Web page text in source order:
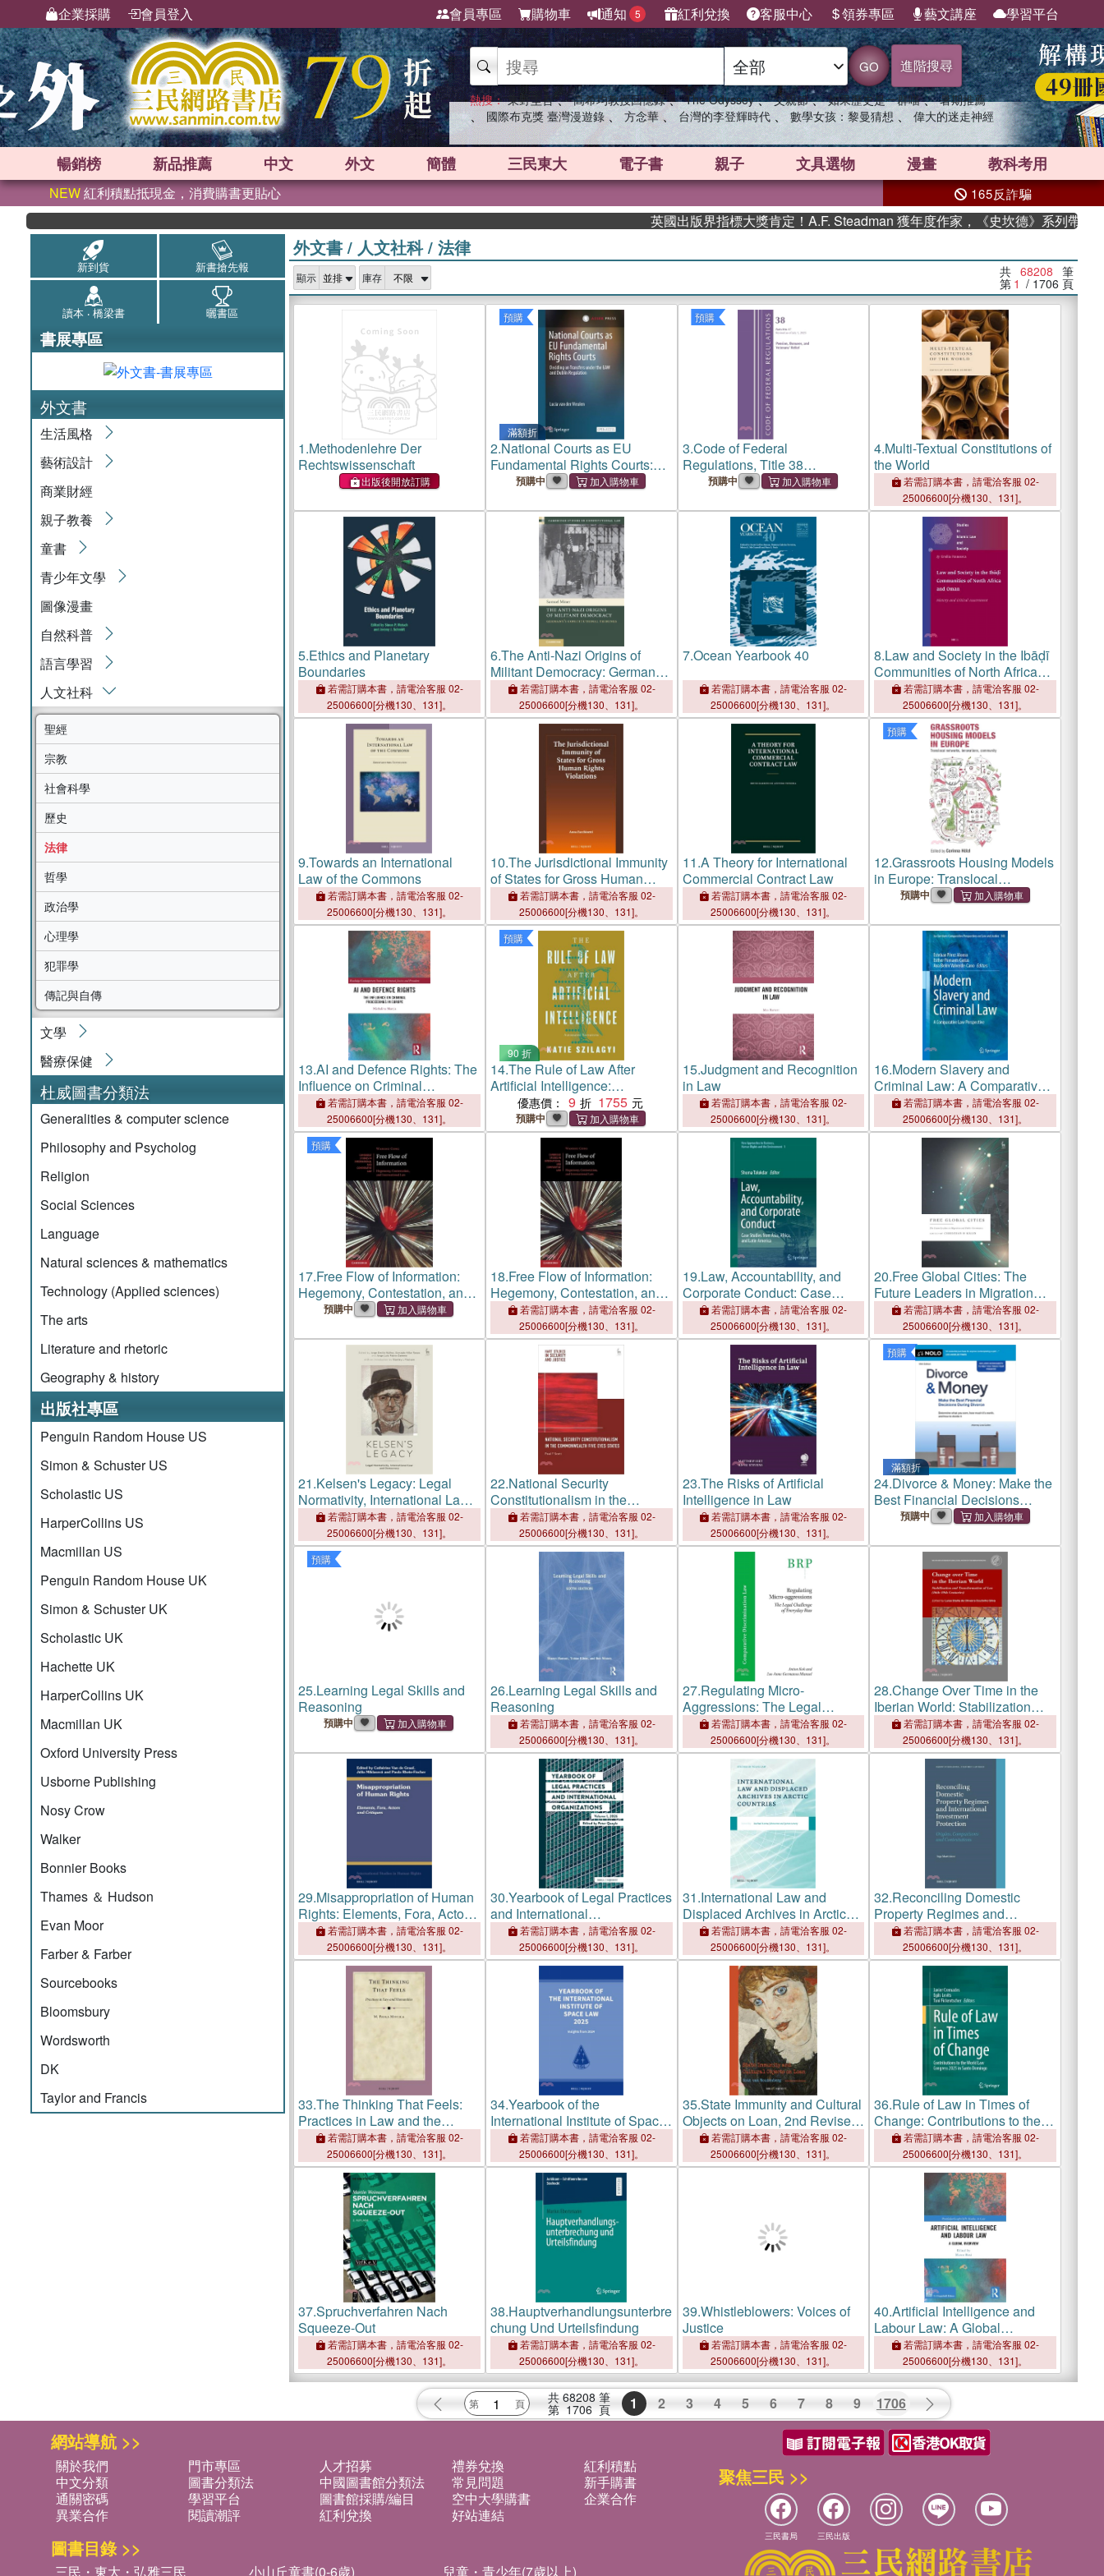
企業採購 會員登入 會員專區 購物車 通知 5 紅利兌換 客服中心 領券專區 藝文講座 學習平台
GO 進階搜尋
熱搜： 東野圭吾 、 高希均教授回憶錄 、 The Odyssey 、 父親節 、 如果歷史是一群喵 、 暑期推薦
、 國際布克獎 臺灣漫遊錄 、 方念華 、 台灣的李登輝時代 、 數學女孩：黎曼猜想 、 偉大的迷走神經
暢銷榜 新品推薦 中文 外文 簡體 三民東大 電子書 親子 文具選物 漫畫 教科考用
NEW紅利積點抵現金，消費購書更貼心 165反詐騙
英國出版界指標大獎肯定！A.F. Steadman 獲年度作家，《史坎德》系列帶你踏上熱血
新到貨 新書搶先報
讀本 ‧ 橋梁書 曬書區
書展專區
外文書
生活風格
藝術設計
商業財經
親子教養
童書
青少年文學
圖像漫畫
自然科普
語言學習
人文社科
聖經
宗教
社會科學
歷史
法律
哲學
政治學
心理學
犯罪學
傳記與自傳
文學
醫療保健
杜威圖書分類法
Generalities & computer science
Philosophy and Psycholog
Religion
Social Sciences
Language
Natural sciences & mathematics
Technology (Applied sciences)
The arts
Literature and rhetoric
Geography & history
出版社專區
Penguin Random House US
Simon & Schuster US
Scholastic US
HarperCollins US
Macmillan US
Penguin Random House UK
Simon & Schuster UK
Scholastic UK
Hachette UK
HarperCollins UK
Macmillan UK
Oxford University Press
Usborne Publishing
Nosy Crow
Walker
Bonnier Books
Thames ＆ Hudson
Evan Moor
Farber & Farber
Sourcebooks
Bloomsbury
Wordsworth
DK
Taylor and Francis
外文書 / 人文社科/ 法律
顯示 庫存 共 68208 筆
第 1 / 1706 頁
1.Methodenlehre Der
Rechtswissenschaft
出版後開放訂購
預購
滿額折
2.National Courts as EU
Fundamental Rights Courts:
Deciding on Transfers Under
Regulation
預購中
預購
3.Code of Federal
Regulations, Title 38
Pensions, Bonuses and
as of July 1, 2025
預購中
4.Multi-Textual Constitutions of
the World
若需訂購本書，請電洽客服 02-
25006600[分機130、131]。
5.Ethics and Planetary
Boundaries
若需訂購本書，請電洽客服 02-
25006600[分機130、131]。
6.The Anti-Nazi Origins of
Militant Democracy: Germany's
Constitutional Tribunes
若需訂購本書，請電洽客服 02-
25006600[分機130、131]。
7.Ocean Yearbook 40
若需訂購本書，請電洽客服 02-
25006600[分機130、131]。
8.Law and Society in the Ibāḍī
Communities of North Africa
and Oman: History and Critical
Assessment
若需訂購本書，請電洽客服 02-
25006600[分機130、131]。
9.Towards an International
Law of the Commons
若需訂購本書，請電洽客服 02-
25006600[分機130、131]。
10.The Jurisdictional Immunity
of States for Gross Human
Rights Violations
若需訂購本書，請電洽客服 02-
25006600[分機130、131]。
11.A Theory for International
Commercial Contract Law
若需訂購本書，請電洽客服 02-
25006600[分機130、131]。
預購
12.Grassroots Housing Models
in Europe: Translocal
Networks, Innovations,
預購中
13.AI and Defence Rights: The
Influence on Criminal
Proceedings in Europe
若需訂購本書，請電洽客服 02-
25006600[分機130、131]。
預購
90 折
14.The Rule of Law After
Artificial Intelligence:
Automated Narratives
優惠價： 9 1755
預購中
15.Judgment and Recognition
in Law
若需訂購本書，請電洽客服 02-
25006600[分機130、131]。
16.Modern Slavery and
Criminal Law: A Comparative
Law Perspective
若需訂購本書，請電洽客服 02-
25006600[分機130、131]。
預購
17.Free Flow of Information:
Hegemony, Contestation, and
International Law
預購中
18.Free Flow of Information:
Hegemony, Contestation, and
International Law
若需訂購本書，請電洽客服 02-
25006600[分機130、131]。
19.Law, Accountability, and
Corporate Conduct: Case
Studies from Asia, Africa, and
Latin America
若需訂購本書，請電洽客服 02-
25006600[分機130、131]。
20.Free Global Cities: The
Future Leaders in Migration
and Public Governance
若需訂購本書，請電洽客服 02-
25006600[分機130、131]。
21.Kelsen's Legacy: Legal
Normativity, International Law
and Democracy
若需訂購本書，請電洽客服 02-
25006600[分機130、131]。
22.National Security
Constitutionalism in the
Commonwealth Five Eyes
States
若需訂購本書，請電洽客服 02-
25006600[分機130、131]。
23.The Risks of Artificial
Intelligence in Law
若需訂購本書，請電洽客服 02-
25006600[分機130、131]。
預購
滿額折
24.Divorce & Money: Make the
Best Financial Decisions
During Divorce
預購中
預購
25.Learning Legal Skills and
Reasoning
預購中
26.Learning Legal Skills and
Reasoning
若需訂購本書，請電洽客服 02-
25006600[分機130、131]。
27.Regulating Micro-
Aggressions: The Legal
Challenge of Everyday Bias
若需訂購本書，請電洽客服 02-
25006600[分機130、131]。
28.Change Over Time in the
Iberian World: Stabilization
and Transformation of Law
(16th-19th Centuries)
若需訂購本書，請電洽客服 02-
25006600[分機130、131]。
29.Misappropriation of Human
Rights: Elements, Fora, Actors
and Critiques
若需訂購本書，請電洽客服 02-
25006600[分機130、131]。
30.Yearbook of Legal Practices
and International
Organizations 2026
若需訂購本書，請電洽客服 02-
25006600[分機130、131]。
31.International Law and
Displaced Archives in Arctic
Countries
若需訂購本書，請電洽客服 02-
25006600[分機130、131]。
32.Reconciling Domestic
Property Regimes and
International Investment
Protection: Origins,
Comparisons and
若需訂購本書，請電洽客服 02-
25006600[分機130、131]。
33.The Thinking That Feels:
Practices in Law and the
Humanities
若需訂購本書，請電洽客服 02-
25006600[分機130、131]。
34.Yearbook of the
International Institute of Space
Law 2025: Insights from 2024
若需訂購本書，請電洽客服 02-
25006600[分機130、131]。
35.State Immunity and Cultural
Objects on Loan, 2nd Revised
Edition若需訂購本書，請電洽客服 02-
25006600[分機130、131]。
36.Rule of Law in Times of
Change: Contributions to the
World Law Congress 2025 in
Santo Domingo
若需訂購本書，請電洽客服 02-
25006600[分機130、131]。
37.Spruchverfahren Nach
Squeeze-Out
若需訂購本書，請電洽客服 02-
25006600[分機130、131]。
38.Hauptverhandlungsunterbre
chung Und Urteilsfindung
若需訂購本書，請電洽客服 02-
25006600[分機130、131]。
39.Whistleblowers: Voices of
Justice
若需訂購本書，請電洽客服 02-
25006600[分機130、131]。
40.Artificial Intelligence and
Labour Law: A Global
Overview
若需訂購本書，請電洽客服 02-
25006600[分機130、131]。
共 68208 筆
第 1706 頁 1 2 3 4 5 6 7 8 9 1706
網站導航 >>
關於我們 門市專區 人才招募 禮券兌換
紅利積點
中文分類
圖書分類法 中國圖書館分類法 常見問題
新手購書
通關密碼
學習平台 圖書館採購/編目 空中大學購書
企業合作
異業合作
閱讀潮評 紅利兌換 好站連結
圖書目錄 >>
三民・東大・弘雅三民 小山丘童書(0-6歲) 兒童・青少年(7歲以上)
聚焦三民 >>
三民書局 三民出版